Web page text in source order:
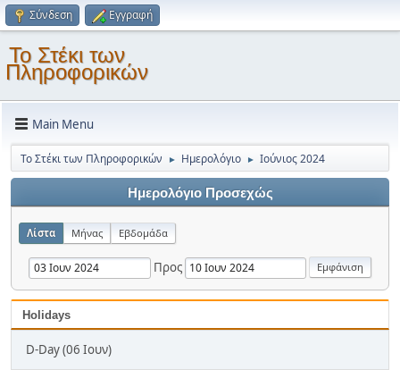
Σύνδεση Εγγραφή
Το Στέκι των
Πληροφορικών
Main Menu
Το Στέκι των Πληροφορικών ► Ημερολόγιο ► Ιούνιος 2024
Ημερολόγιο Προσεχώς
Λίστα Μήνας Εβδομάδα
Προς
Holidays
D-Day (06 Ιουν)